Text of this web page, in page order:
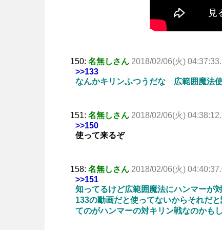
150: 名無しさん 2018/02/06(火)
>>133
なんかキリンふつうだな 広範囲魔法
151: 名無しさん 2018/02/06(火)
>>150
使って来るぞ
158: 名無しさん 2018/02/06(火)
>>151
知ってるけど広範囲魔法にハンマーが
133の動画だと使ってないからそれだ
てのがハンマーの対キリン戦なのかも